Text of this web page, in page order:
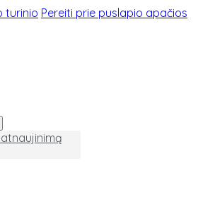
turinio Pereiti prie puslapio apačios